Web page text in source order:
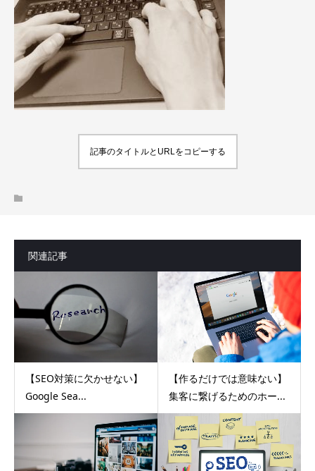
記事のタイトルとURLをコピーする
関連記事
【SEO対策に欠かせない】
Google Sea...
【作るだけでは意味ない】
集客に繋げるためのホー...